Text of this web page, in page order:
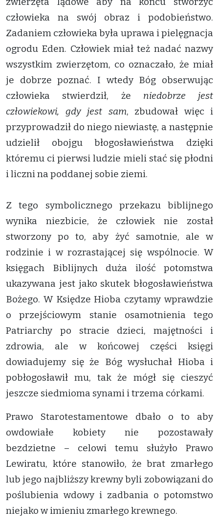
człowieka na swój obraz i podobieństwo.
Zadaniem człowieka była uprawa i pielęgnacja
ogrodu Eden. Człowiek miał też nadać nazwy
wszystkim zwierzętom, co oznaczało, że miał
je dobrze poznać. I wtedy Bóg obserwując
człowieka stwierdził, że niedobrze jest
człowiekowi, gdy jest sam, zbudował więc i
przyprowadził do niego niewiastę, a następnie
udzielił obojgu błogosławieństwa dzięki
któremu ci pierwsi ludzie mieli stać się płodni
i liczni na poddanej sobie ziemi.
Z tego symbolicznego przekazu biblijnego
wynika niezbicie, że człowiek nie został
stworzony po to, aby żyć samotnie, ale w
rodzinie i w rozrastającej się wspólnocie. W
księgach Biblijnych duża ilość potomstwa
ukazywana jest jako skutek błogosławieństwa
Bożego. W Księdze Hioba czytamy wprawdzie
o przejściowym stanie osamotnienia tego
Patriarchy po stracie dzieci, majętności i
zdrowia, ale w końcowej części księgi
dowiadujemy się że Bóg wysłuchał Hioba i
pobłogosławił mu, tak że mógł się cieszyć
jeszcze siedmioma synami i trzema córkami.
Prawo Starotestamentowe dbało o to aby
owdowiałe kobiety nie pozostawały
bezdzietne – celowi temu służyło Prawo
Lewiratu, które stanowiło, że brat zmarłego
lub jego najbliższy krewny byli zobowiązani do
poślubienia wdowy i zadbania o potomstwo
niejako w imieniu zmarłego krewnego.